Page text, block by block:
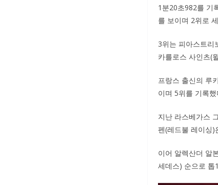
1분20초982를 기
를 보이며 2위로
3위는 피아스트리
카를로스 사인츠(
프랑스 출신의 루
이며 5위를 기록했
지난 라스베가스
펜(레드불 레이싱)
이어 알렉산더 알
세데스) 순으로 톱